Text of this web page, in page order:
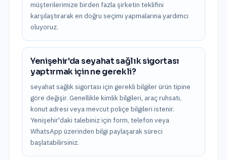
müşterilerimize birden fazla şirketin teklifini
karşılaştırarak en doğru seçimi yapmalarına yardımcı
oluyoruz.
Yenişehir'da seyahat sağlık sigortası
yaptırmak için ne gerekli?
seyahat sağlık sigortası için gerekli bilgiler ürün tipine
göre değişir. Genellikle kimlik bilgileri, araç ruhsatı,
konut adresi veya mevcut poliçe bilgileri istenir.
Yenişehir'daki talebiniz için form, telefon veya
WhatsApp üzerinden bilgi paylaşarak süreci
başlatabilirsiniz.